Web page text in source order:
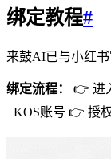
绑定教程#
来鼓AI已与小红书
绑定流程：
👉 进
+KOS账号 👉 授